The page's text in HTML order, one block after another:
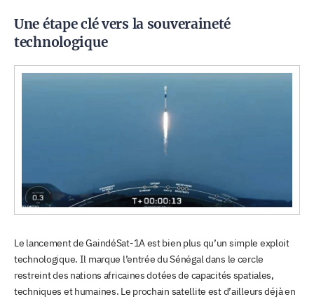
Une étape clé vers la souveraineté
technologique
Le lancement de GaindéSat-1A est bien plus qu’un simple exploit
technologique. Il marque l’entrée du Sénégal dans le cercle
restreint des nations africaines dotées de capacités spatiales,
techniques et humaines. Le prochain satellite est d’ailleurs déjà en